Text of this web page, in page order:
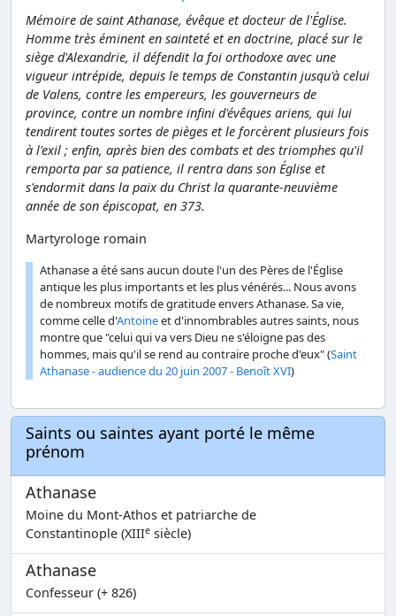
Mémoire de saint Athanase, évêque et docteur de l'Église.
Homme très éminent en sainteté et en doctrine, placé sur le
siège d'Alexandrie, il défendit la foi orthodoxe avec une
vigueur intrépide, depuis le temps de Constantin jusqu'à celui
de Valens, contre les empereurs, les gouverneurs de
province, contre un nombre infini d'évêques ariens, qui lui
tendirent toutes sortes de pièges et le forcèrent plusieurs fois
à l'exil ; enfin, après bien des combats et des triomphes qu'il
remporta par sa patience, il rentra dans son Église et
s'endormit dans la paix du Christ la quarante-neuvième
année de son épiscopat, en 373.
Martyrologe romain
Athanase a été sans aucun doute l'un des Pères de l'Église
antique les plus importants et les plus vénérés... Nous avons
de nombreux motifs de gratitude envers Athanase. Sa vie,
comme celle d'Antoineet d'innombrables autres saints, nous
montre que "celui qui va vers Dieu ne s'éloigne pas des
hommes, mais qu'il se rend au contraire proche d'eux" (Saint
Athanase - audience du 20 juin 2007 - Benoît XVI)
Saints ou saintes ayant porté le même
prénom
Athanase
Moine du Mont-Athos et patriarche de
Constantinople (XIIIe siècle)
Athanase
Confesseur (+ 826)